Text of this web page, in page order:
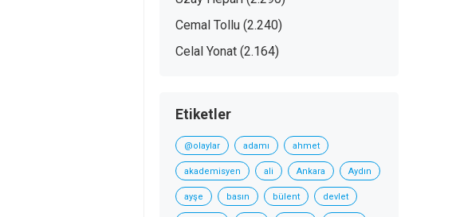
Cemal Tollu (2.240)
Celal Yonat (2.164)
Etiketler
@olaylar adamı ahmet
akademisyen ali Ankara Aydın
ayşe basın bülent devlet